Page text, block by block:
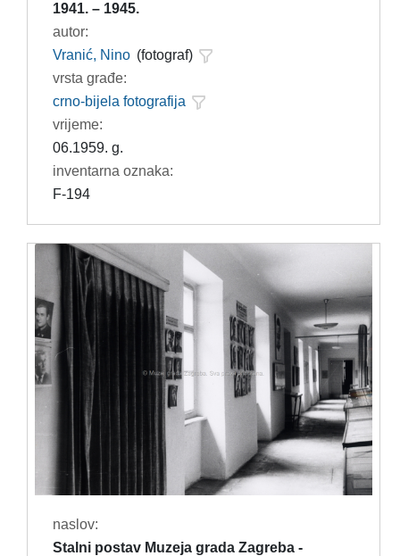
1941. – 1945.
autor:
Vranić, Nino (fotograf)
vrsta građe:
crno-bijela fotografija
vrijeme:
06.1959. g.
inventarna oznaka:
F-194
naslov:
Stalni postav Muzeja grada Zagreba -